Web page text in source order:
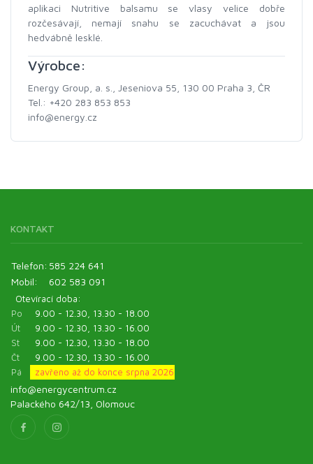
aplikaci Nutritive balsamu se vlasy velice dobře
rozčesávají, nemají snahu se zacuchávat a jsou
hedvábně lesklé.
Výrobce:
Energy Group, a. s., Jeseniova 55, 130 00 Praha 3, ČR
Tel.: +420 283 853 853
info@energy.cz
KONTAKT
Telefon: 585 224 641
Mobil:
602 583 091
Otevírací doba:
Po
9.00 - 12.30, 13.30 - 18.00
Út
9.00 - 12.30, 13.30 - 16.00
St
9.00 - 12.30, 13.30 - 18.00
Čt
9.00 - 12.30, 13.30 - 16.00
Pá
zavřeno až do konce srpna 2026
info@energycentrum.cz
Palackého 642/13, Olomouc